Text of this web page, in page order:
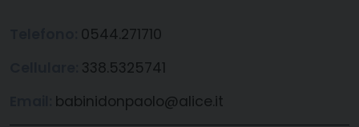
0544.271710
338.5325741
babinidonpaolo@alice.it